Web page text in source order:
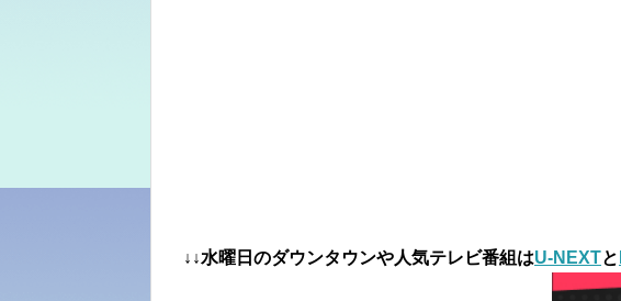
↓↓水曜日のダウンタウンや人気テレビ番組はU-NEXTと